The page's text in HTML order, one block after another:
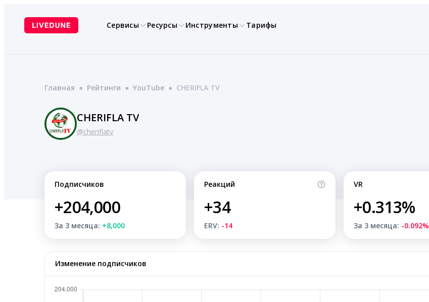
содержимому
Сервисы Ресурсы Инструменты Тарифы
Главная ● Рейтинги ● YouTube ● CHERIFLA TV
CHERIFLA TV
@cheriflatv
Подписчиков
+204,000
За 3 месяца: +8,000
Реакций
+34
ERV: -14
VR
+0.313%
За 3 месяца: -0.092%
Изменение подписчиков